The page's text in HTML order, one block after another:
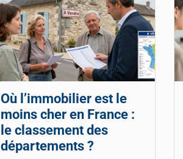
Où l’immobilier est le
moins cher en France :
le classement des
départements ?